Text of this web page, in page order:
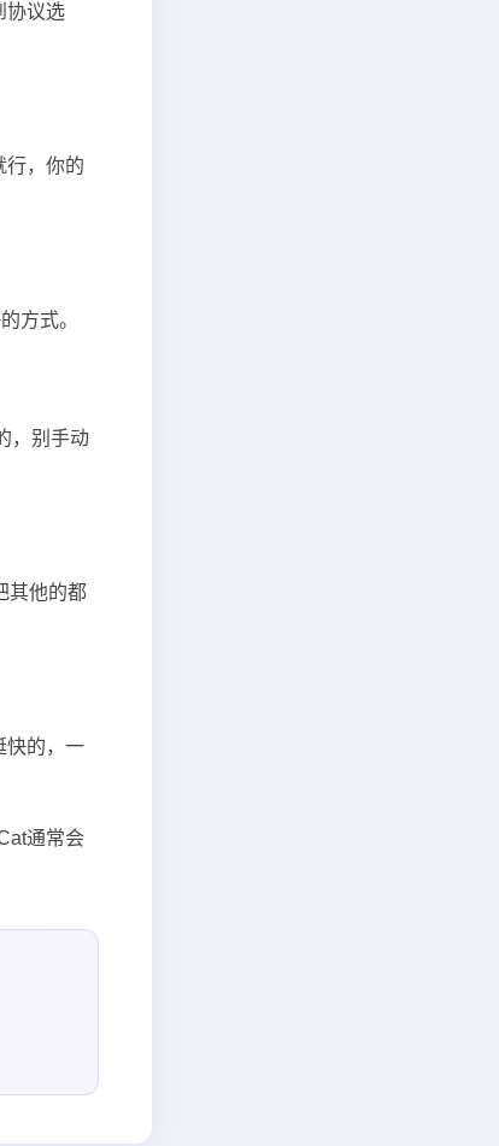
协议选
行，你的
方式。
，别手动
其他的都
快的，一
通常会